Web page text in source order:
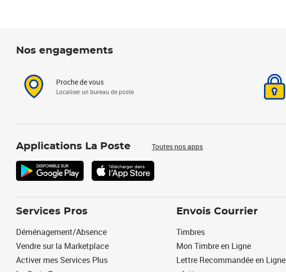
Nos engagements
Proche de vous
Localiser un bureau de poste
Applications La Poste Toutes nos apps
Services Pros
Déménagement/Absence
Vendre sur la Marketplace
Activer mes Services Plus
Envois Courrier
Timbres
Mon Timbre en Ligne
Lettre Recommandée en Ligne